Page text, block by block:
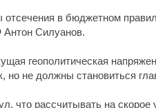
в бюджетном
Силуанов.
геополитическая
но не должны становиться
что рассчитывать на